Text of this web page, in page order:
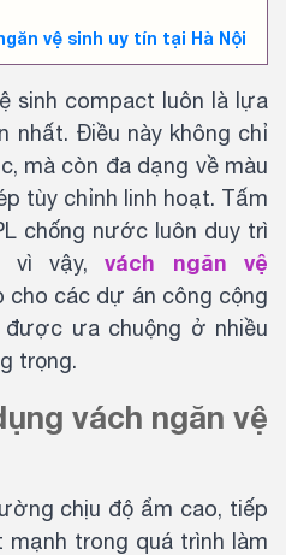
vệ sinh uy tín tại Hà Nội
sinh compact luôn là lựa
nhất. Điều này không chỉ
mà còn đa dạng về màu
tùy chỉnh linh hoạt. Tấm
chống nước luôn duy trì
vì vậy,vách ngăn vệ
cho các dự án công cộng
ưa chuộng ở nhiều
trọng.
vách ngăn vệ
chịu độ ẩm cao, tiếp
trong quá trình làm